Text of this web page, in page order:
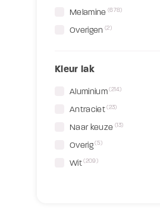
Melamine (678)
Overigen (2)
Kleur lak
Aluminium(214)
Antraciet(23)
Naar keuze (13)
Overig(5)
Wit(209)